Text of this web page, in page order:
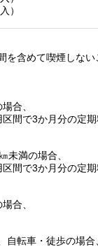
）
含めて喫煙しない
合、
間で3か月分の定
未満の場合、
間で3か月分の定
合、
自転車・徒歩の場合